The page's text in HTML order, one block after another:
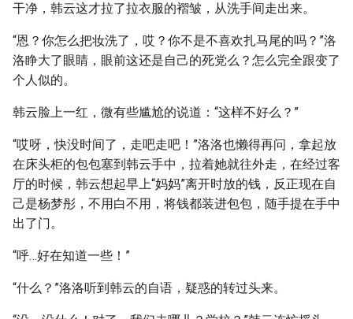
干净，韩云这才拉了拉衣服的褶皱，从洗手间走出来。
“恩？你怎么把妆洗了，哎？你不是不喜欢扎马尾的吗？”洛
洛睁大了眼睛，眼前这还是自己的死党么？怎么完全跟变了
个人似的。
韩云脸上一红，微有些尴尬的说道：“这样不好么？”
“哎呀，快没时间了，走吧走吧！”洛洛也懒得再问，拿起放
在床头柜的包包塞到韩云手中，拉着她就往外走，在经过客
厅的时候，韩云想起早上“妈妈”离开时放的钱，反正现在自
己是杨梦彤，不用白不用，将钱都装进包包，随手提在手中
出了门。
“呼…好在知道一些！”
“什么？”洛洛听到韩云的自语，疑惑的转过头来。